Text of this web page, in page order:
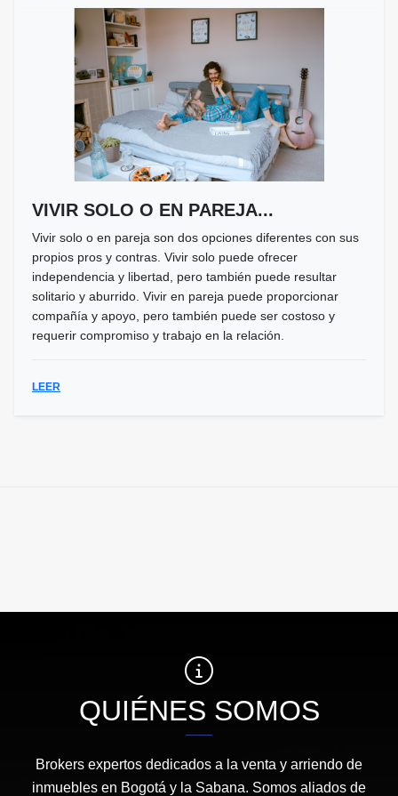
VIVIR SOLO O EN PAREJA...
Vivir solo o en pareja son dos opciones diferentes con sus
propios pros y contras. Vivir solo puede ofrecer
independencia y libertad, pero también puede resultar
solitario y aburrido. Vivir en pareja puede proporcionar
compañía y apoyo, pero también puede ser costoso y
requerir compromiso y trabajo en la relación.
LEER
QUIÉNES SOMOS
Brokers expertos dedicados a la venta y arriendo de
inmuebles en Bogotá y la Sabana. Somos aliados de